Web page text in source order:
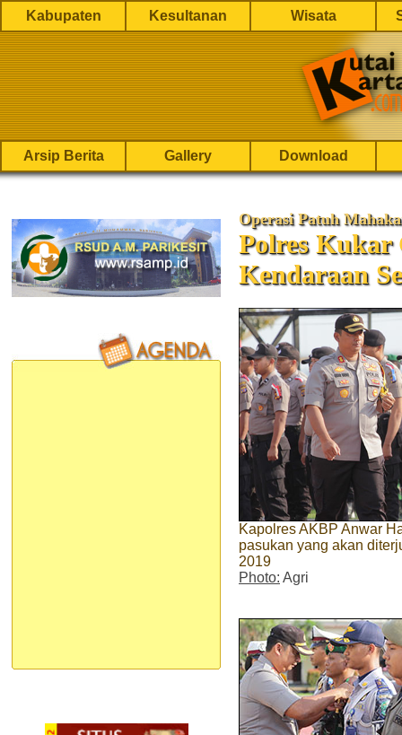
Kabupaten Kesultanan Wisata
Arsip Berita Gallery Download
Operasi Patuh
Polres Kukar
Kendaraan
Kapolres AKBP Anwar
pasukan yang akan
2019
Photo: Agri